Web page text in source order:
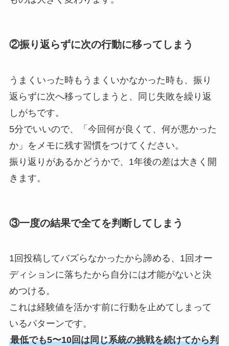
②振り返らずに次の行動に移ってしまう
うまくいった時もうまくいかなかった時も、振り
返らずに次へ移ってしまうと、同じ失敗を繰り返
しがちです。
5分でいいので、「今回何が良くて、何が悪かった
か」をメモに残す習慣をつけてください。
振り返りがあるかどうかで、1年後の差は大きく開
きます。
③一度の結果で全てを判断してしまう
1回投稿してバズらなかったから諦める、1回オー
ディションに落ちたから自分には才能がないと決
めつける。
これは経験値を活かす前に行動を止めてしまって
いるパターンです。
最低でも5〜10回は同じ系統の挑戦を続けてから判